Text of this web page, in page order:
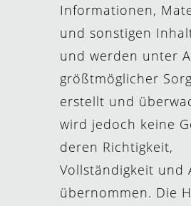
Informationen,
und sonstigen
und werden unter
größtmöglicher
erstellt und
wird jedoch keine
deren Richtigkeit,
Vollständigkeit und
übernommen. Die